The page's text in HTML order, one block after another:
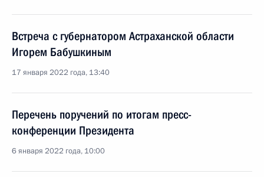
Встреча с губернатором Астраханской области
Игорем Бабушкиным
17 января 2022 года, 13:40
Перечень поручений по итогам пресс-
конференции Президента
6 января 2022 года, 10:00